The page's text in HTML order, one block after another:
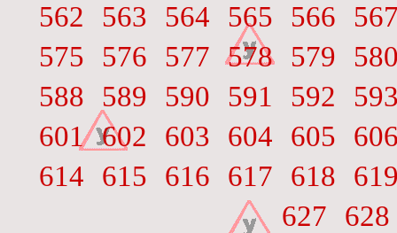
562
563 564 565 566
575
576 577 578 579
588
589 590 591 592
601 602 603 604 605
614
615 616 617 618
627
628